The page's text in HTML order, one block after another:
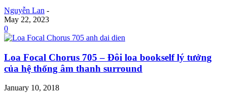
Nguyễn Lan -
May 22, 2023
0
Loa Focal Chorus 705 – Đôi loa bookself lý tưởng
của hệ thống âm thanh surround
January 10, 2018